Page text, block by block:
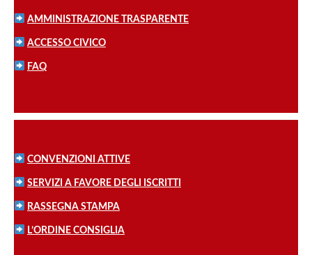
AMMINISTRAZIONE TRASPARENTE
ACCESSO CIVICO
FAQ
CONVENZIONI ATTIVE
SERVIZI A FAVORE DEGLI ISCRITTI
RASSEGNA STAMPA
L’ORDINE CONSIGLIA